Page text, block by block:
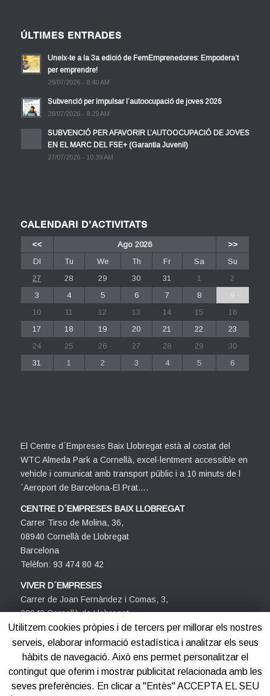
ÚLTIMES ENTRADES
Uneix-te a la 3a edició de FemEmprenedores: Empodera’t
per emprendre!
29/07/2026 - 8:40 AM
Subvenció per impulsar l’autoocupació de joves 2026
28/07/2026 - 8:29 AM
SUBVENCIÓ PER AFAVORIR L’AUTOOCUPACIÓ DE JOVES
EN EL MARC DEL FSE+ (Garantia Juvenil)
27/07/2026 - 10:39 AM
CALENDARI D’ACTIVITATS
<< Ago 2026
>>
Dl
Tu We Th Fr Sa
Su
27
28 29 30 31 1
2
3
4 5 6 7 8
9
10
11 12 13 14 15
16
17
18 19 20 21 22
23
24
25 26 27 28 29
30
31
1 2 3 4 5 6
El Centre d´Empreses Baix Llobregat està al costat del
WTC Almeda Park a Cornellà, excel·lentment accessible en
vehicle i comunicat amb transport públic i a 10 minuts de l
´Aeroport de Barcelona-El Prat….
CENTRE D´EMPRESES BAIX LLOBREGAT
Carrer Tirso de Molina, 36,
08940 Cornellà de Llobregat
Barcelona
Telèfon: 93 474 80 42
VIVER D´EMPRESES
Carrer de Joan Fernàndez i Comas, 3,
08940 Cornellà de Llobregat
Barcelona
Telèfon: 93 474 80 42
Utilitzem cookies pròpies i de tercers per millorar els nostres
serveis, elaborar informació estadística i analitzar els seus
hàbits de navegació. Això ens permet personalitzar el
contingut que oferim i mostrar publicitat relacionada amb les
seves preferències. En clicar a "Entès" ACCEPTA EL SEU